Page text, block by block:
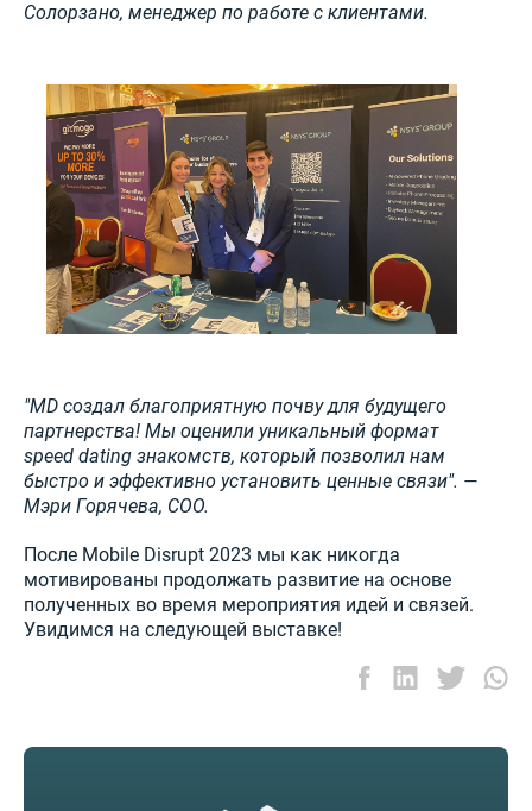
Солорзано, менеджер по работе с клиентами.
"MD создал благоприятную почву для будущего
партнерства! Мы оценили уникальный формат
speed dating знакомств, который позволил нам
быстро и эффективно установить ценные связи". —
Мэри Горячева, COO.
После Mobile Disrupt 2023 мы как никогда
мотивированы продолжать развитие на основе
полученных во время мероприятия идей и связей.
Увидимся на следующей выставке!